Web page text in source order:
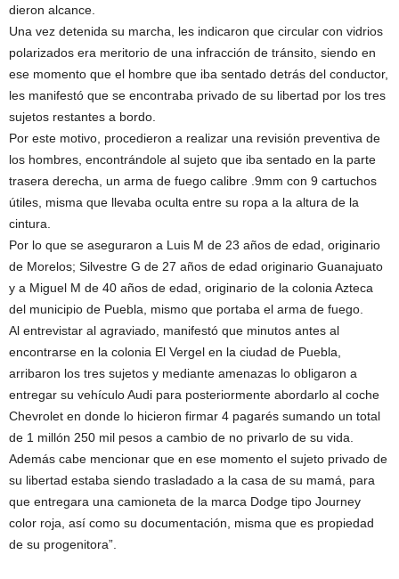
dieron alcance.
Una vez detenida su marcha, les indicaron que circular con vidrios
polarizados era meritorio de una infracción de tránsito, siendo en
ese momento que el hombre que iba sentado detrás del conductor,
les manifestó que se encontraba privado de su libertad por los tres
sujetos restantes a bordo.
Por este motivo, procedieron a realizar una revisión preventiva de
los hombres, encontrándole al sujeto que iba sentado en la parte
trasera derecha, un arma de fuego calibre .9mm con 9 cartuchos
útiles, misma que llevaba oculta entre su ropa a la altura de la
cintura.
Por lo que se aseguraron a Luis M de 23 años de edad, originario
de Morelos; Silvestre G de 27 años de edad originario Guanajuato
y a Miguel M de 40 años de edad, originario de la colonia Azteca
del municipio de Puebla, mismo que portaba el arma de fuego.
Al entrevistar al agraviado, manifestó que minutos antes al
encontrarse en la colonia El Vergel en la ciudad de Puebla,
arribaron los tres sujetos y mediante amenazas lo obligaron a
entregar su vehículo Audi para posteriormente abordarlo al coche
Chevrolet en donde lo hicieron firmar 4 pagarés sumando un total
de 1 millón 250 mil pesos a cambio de no privarlo de su vida.
Además cabe mencionar que en ese momento el sujeto privado de
su libertad estaba siendo trasladado a la casa de su mamá, para
que entregara una camioneta de la marca Dodge tipo Journey
color roja, así como su documentación, misma que es propiedad
de su progenitora”.